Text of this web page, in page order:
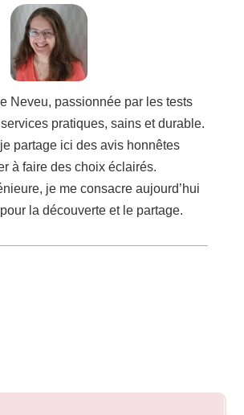
Neveu, passionnée par les tests
pratiques, sains et durable.
partage ici des avis honnêtes
à faire des choix éclairés.
je me consacre aujourd’hui
la découverte et le partage.